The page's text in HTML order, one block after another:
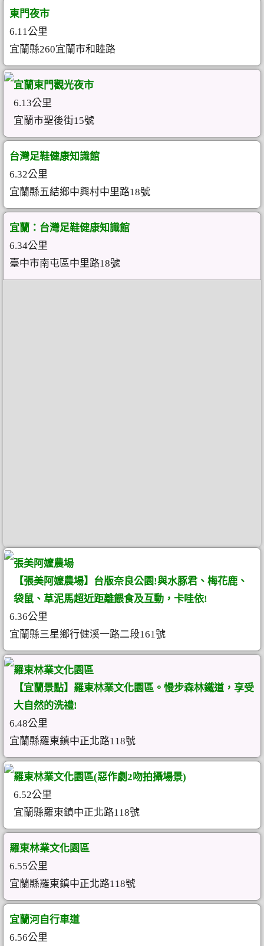
東門夜市
6.11公里
宜蘭縣260宜蘭市和睦路
宜蘭東門觀光夜市
6.13公里
宜蘭市聖後街15號
台灣足鞋健康知識館
6.32公里
宜蘭縣五結鄉中興村中里路18號
宜蘭：台灣足鞋健康知識館
6.34公里
臺中市南屯區中里路18號
張美阿嬤農場
【張美阿嬤農場】台版奈良公園!與水豚君、梅花鹿、
袋鼠、草泥馬超近距離餵食及互動，卡哇依!
6.36公里
宜蘭縣三星鄉行健溪一路二段161號
羅東林業文化園區
【宜蘭景點】羅東林業文化園區。慢步森林鐵道，享受
大自然的洗禮!
6.48公里
宜蘭縣羅東鎮中正北路118號
羅東林業文化園區(惡作劇2吻拍攝場景)
6.52公里
宜蘭縣羅東鎮中正北路118號
羅東林業文化園區
6.55公里
宜蘭縣羅東鎮中正北路118號
宜蘭河自行車道
6.56公里